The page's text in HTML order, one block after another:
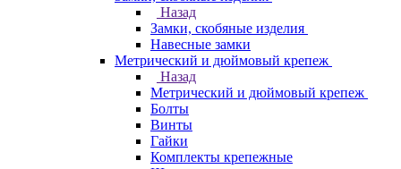
Назад
Замки, скобяные изделия
Навесные замки
Метрический и дюймовый крепеж
Назад
Метрический и дюймовый крепеж
Болты
Винты
Гайки
Комплекты крепежные